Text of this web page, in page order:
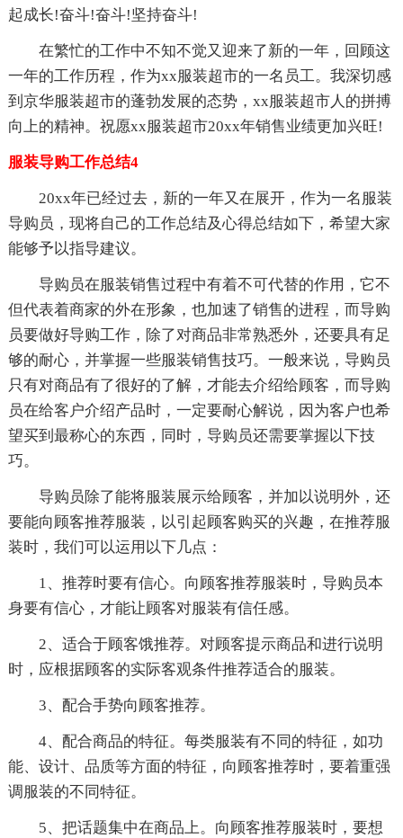
起成长!奋斗!奋斗!坚持奋斗!
在繁忙的工作中不知不觉又迎来了新的一年，回顾这
一年的工作历程，作为xx服装超市的一名员工。我深切感
到京华服装超市的蓬勃发展的态势，xx服装超市人的拼搏
向上的精神。祝愿xx服装超市20xx年销售业绩更加兴旺!
服装导购工作总结4
20xx年已经过去，新的一年又在展开，作为一名服装
导购员，现将自己的工作总结及心得总结如下，希望大家
能够予以指导建议。
导购员在服装销售过程中有着不可代替的作用，它不
但代表着商家的外在形象，也加速了销售的进程，而导购
员要做好导购工作，除了对商品非常熟悉外，还要具有足
够的耐心，并掌握一些服装销售技巧。一般来说，导购员
只有对商品有了很好的了解，才能去介绍给顾客，而导购
员在给客户介绍产品时，一定要耐心解说，因为客户也希
望买到最称心的东西，同时，导购员还需要掌握以下技
巧。
导购员除了能将服装展示给顾客，并加以说明外，还
要能向顾客推荐服装，以引起顾客购买的兴趣，在推荐服
装时，我们可以运用以下几点：
1、推荐时要有信心。向顾客推荐服装时，导购员本
身要有信心，才能让顾客对服装有信任感。
2、适合于顾客饿推荐。对顾客提示商品和进行说明
时，应根据顾客的实际客观条件推荐适合的服装。
3、配合手势向顾客推荐。
4、配合商品的特征。每类服装有不同的特征，如功
能、设计、品质等方面的特征，向顾客推荐时，要着重强
调服装的不同特征。
5、把话题集中在商品上。向顾客推荐服装时，要想